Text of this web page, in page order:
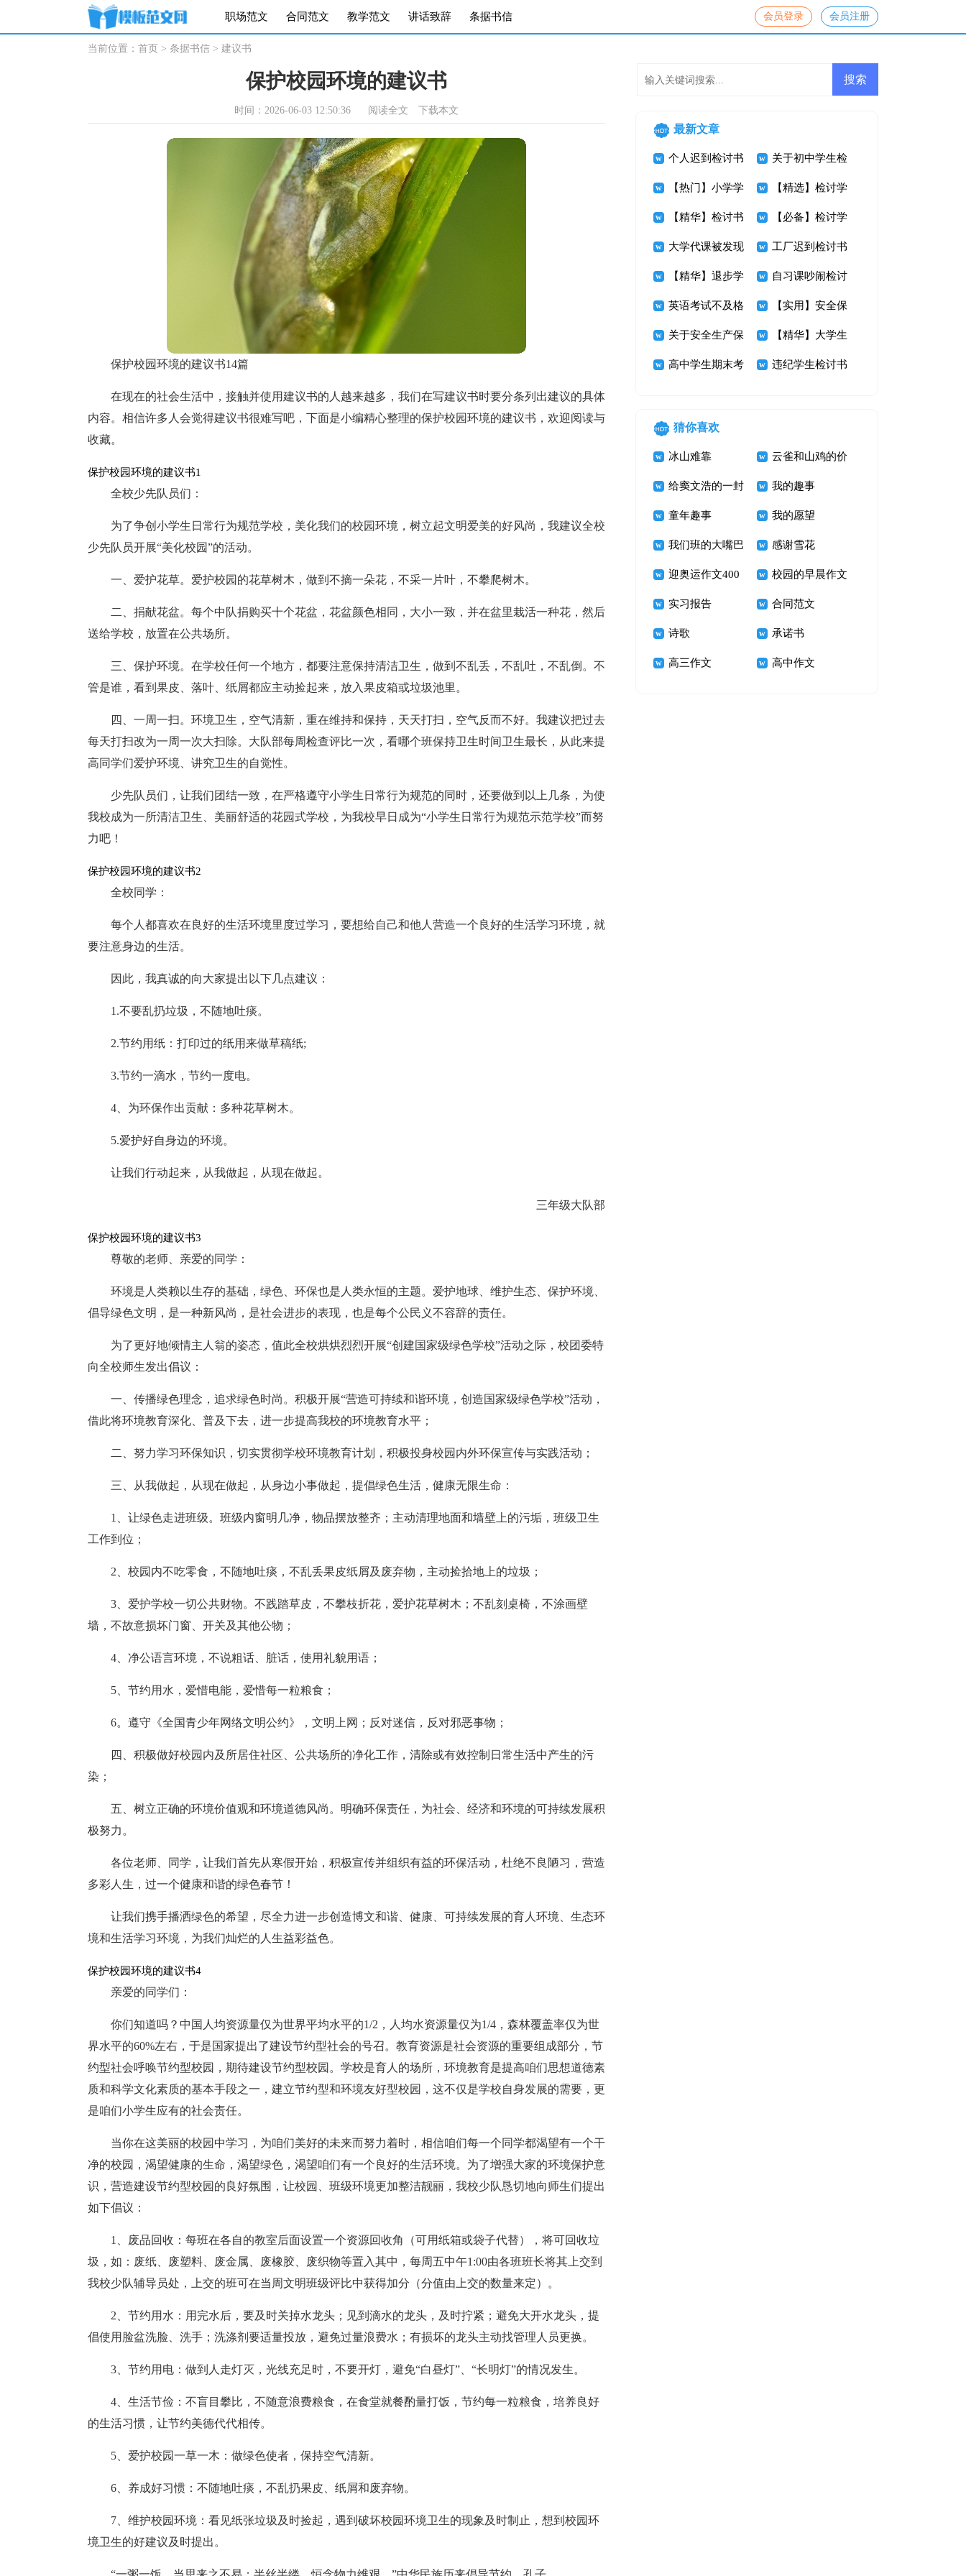
职场范文 合同范文 教学范文 讲话致辞 条据书信 会员登录 会员注册
当前位置： 首页 > 条据书信 > 建议书
保护校园环境的建议书
时间：2026-06-03 12:50:36 阅读全文 下载本文
保护校园环境的建议书14篇
在现在的社会生活中，接触并使用建议书的人越来越多，我们在写建议书时要分条列出建议的具体
内容。相信许多人会觉得建议书很难写吧，下面是小编精心整理的保护校园环境的建议书，欢迎阅读与
收藏。
保护校园环境的建议书1
全校少先队员们：
为了争创小学生日常行为规范学校，美化我们的校园环境，树立起文明爱美的好风尚，我建议全校
少先队员开展“美化校园”的活动。
一、爱护花草。爱护校园的花草树木，做到不摘一朵花，不采一片叶，不攀爬树木。
二、捐献花盆。每个中队捐购买十个花盆，花盆颜色相同，大小一致，并在盆里栽活一种花，然后
送给学校，放置在公共场所。
三、保护环境。在学校任何一个地方，都要注意保持清洁卫生，做到不乱丢，不乱吐，不乱倒。不
管是谁，看到果皮、落叶、纸屑都应主动捡起来，放入果皮箱或垃圾池里。
四、一周一扫。环境卫生，空气清新，重在维持和保持，天天打扫，空气反而不好。我建议把过去
每天打扫改为一周一次大扫除。大队部每周检查评比一次，看哪个班保持卫生时间卫生最长，从此来提
高同学们爱护环境、讲究卫生的自觉性。
少先队员们，让我们团结一致，在严格遵守小学生日常行为规范的同时，还要做到以上几条，为使
我校成为一所清洁卫生、美丽舒适的花园式学校，为我校早日成为“小学生日常行为规范示范学校”而努
力吧！
保护校园环境的建议书2
全校同学：
每个人都喜欢在良好的生活环境里度过学习，要想给自己和他人营造一个良好的生活学习环境，就
要注意身边的生活。
因此，我真诚的向大家提出以下几点建议：
1.不要乱扔垃圾，不随地吐痰。
2.节约用纸：打印过的纸用来做草稿纸;
3.节约一滴水，节约一度电。
4、为环保作出贡献：多种花草树木。
5.爱护好自身边的环境。
让我们行动起来，从我做起，从现在做起。
三年级大队部
保护校园环境的建议书3
尊敬的老师、亲爱的同学：
环境是人类赖以生存的基础，绿色、环保也是人类永恒的主题。爱护地球、维护生态、保护环境、
倡导绿色文明，是一种新风尚，是社会进步的表现，也是每个公民义不容辞的责任。
为了更好地倾情主人翁的姿态，值此全校烘烘烈烈开展“创建国家级绿色学校”活动之际，校团委特
向全校师生发出倡议：
一、传播绿色理念，追求绿色时尚。积极开展“营造可持续和谐环境，创造国家级绿色学校”活动，
借此将环境教育深化、普及下去，进一步提高我校的环境教育水平；
二、努力学习环保知识，切实贯彻学校环境教育计划，积极投身校园内外环保宣传与实践活动；
三、从我做起，从现在做起，从身边小事做起，提倡绿色生活，健康无限生命：
1、让绿色走进班级。班级内窗明几净，物品摆放整齐；主动清理地面和墙壁上的污垢，班级卫生
工作到位；
2、校园内不吃零食，不随地吐痰，不乱丢果皮纸屑及废弃物，主动捡拾地上的垃圾；
3、爱护学校一切公共财物。不践踏草皮，不攀枝折花，爱护花草树木；不乱刻桌椅，不涂画壁
墙，不故意损坏门窗、开关及其他公物；
4、净公语言环境，不说粗话、脏话，使用礼貌用语；
5、节约用水，爱惜电能，爱惜每一粒粮食；
6。遵守《全国青少年网络文明公约》，文明上网；反对迷信，反对邪恶事物；
四、积极做好校园内及所居住社区、公共场所的净化工作，清除或有效控制日常生活中产生的污
染；
五、树立正确的环境价值观和环境道德风尚。明确环保责任，为社会、经济和环境的可持续发展积
极努力。
各位老师、同学，让我们首先从寒假开始，积极宣传并组织有益的环保活动，杜绝不良陋习，营造
多彩人生，过一个健康和谐的绿色春节！
让我们携手播洒绿色的希望，尽全力进一步创造博文和谐、健康、可持续发展的育人环境、生态环
境和生活学习环境，为我们灿烂的人生益彩益色。
保护校园环境的建议书4
亲爱的同学们：
你们知道吗？中国人均资源量仅为世界平均水平的1/2，人均水资源量仅为1/4，森林覆盖率仅为世
界水平的60%左右，于是国家提出了建设节约型社会的号召。教育资源是社会资源的重要组成部分，节
约型社会呼唤节约型校园，期待建设节约型校园。学校是育人的场所，环境教育是提高咱们思想道德素
质和科学文化素质的基本手段之一，建立节约型和环境友好型校园，这不仅是学校自身发展的需要，更
是咱们小学生应有的社会责任。
当你在这美丽的校园中学习，为咱们美好的未来而努力着时，相信咱们每一个同学都渴望有一个干
净的校园，渴望健康的生命，渴望绿色，渴望咱们有一个良好的生活环境。为了增强大家的环境保护意
识，营造建设节约型校园的良好氛围，让校园、班级环境更加整洁靓丽，我校少队恳切地向师生们提出
如下倡议：
1、废品回收：每班在各自的教室后面设置一个资源回收角（可用纸箱或袋子代替），将可回收垃
圾，如：废纸、废塑料、废金属、废橡胶、废织物等置入其中，每周五中午1:00由各班班长将其上交到
我校少队辅导员处，上交的班可在当周文明班级评比中获得加分（分值由上交的数量来定）。
2、节约用水：用完水后，要及时关掉水龙头；见到滴水的龙头，及时拧紧；避免大开水龙头，提
倡使用脸盆洗脸、洗手；洗涤剂要适量投放，避免过量浪费水；有损坏的龙头主动找管理人员更换。
3、节约用电：做到人走灯灭，光线充足时，不要开灯，避免“白昼灯”、“长明灯”的情况发生。
4、生活节俭：不盲目攀比，不随意浪费粮食，在食堂就餐酌量打饭，节约每一粒粮食，培养良好
的生活习惯，让节约美德代代相传。
5、爱护校园一草一木：做绿色使者，保持空气清新。
6、养成好习惯：不随地吐痰，不乱扔果皮、纸屑和废弃物。
7、维护校园环境：看见纸张垃圾及时捡起，遇到破坏校园环境卫生的现象及时制止，想到校园环
境卫生的好建议及时提出。
最新文章
个人迟到检讨书
五篇
关于初中学生检
讨书四篇
【热门】小学学
生检讨书集锦7
篇
【精选】检讨学
生的检讨书九篇
【精华】检讨书
作文四篇
【必备】检讨学
生的检讨书范文
集合六篇
大学代课被发现
检讨书
工厂迟到检讨书
7篇
【精华】退步学
生检讨书三篇
自习课吵闹检讨
书
英语考试不及格
检讨书
【实用】安全保
证书汇编八篇
关于安全生产保
证书模板10篇
【精华】大学生
挂科检讨书3篇
高中学生期末考
讨书
违纪学生检讨书
猜你喜欢
冰山难靠 云雀和山鸡的价
值
给窦文浩的一封
信_四年级书信
作文400字
我的趣事
童年趣事 我的愿望
我们班的大嘴巴 感谢雪花
迎奥运作文400
字 加油！奥运
校园的早晨作文
600字
实习报告 合同范文
诗歌 承诺书
高三作文 高中作文